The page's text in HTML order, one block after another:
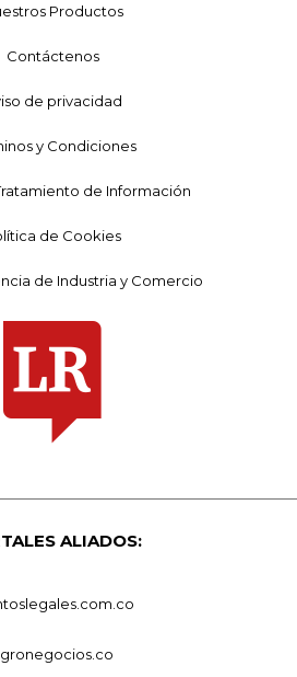
Productos
Contáctenos
de privacidad
y Condiciones
de Información
de Cookies
de Industria y Comercio
ALIADOS: